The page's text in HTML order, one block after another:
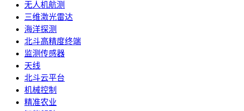
无人机航测
三维激光雷达
海洋探测
北斗高精度终端
监测传感器
天线
北斗云平台
机械控制
精准农业